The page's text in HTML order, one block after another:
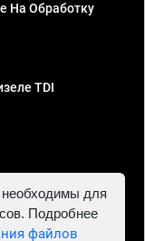
На Обработку
TDI
для
Подробнее
файлов